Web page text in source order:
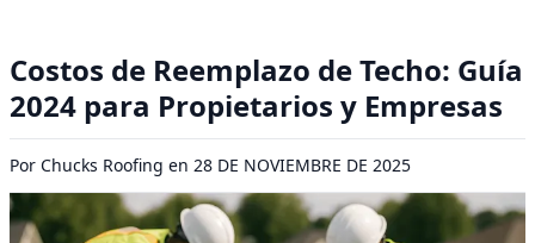
Costos de Reemplazo de Techo: Guía
2024 para Propietarios y Empresas
Por Chucks Roofing en 28 DE NOVIEMBRE DE 2025